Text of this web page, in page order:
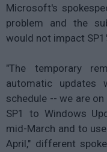
Microsoft's
problem and the
would not impact
"The temporary
automatic
schedule -- we are
SP1 to Windows
mid-March and to
April," different